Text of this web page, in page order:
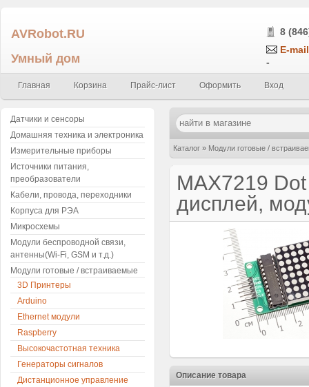
AVRobot.RU
Умный дом
8
E-
-
Главная Корзина Прайс-лист Оформить Вход
Каталог » Модули готовые /
MAX7219
дисплей,
Описание товара
Датчики и сенсоры
Домашняя техника и электроника
Измерительные приборы
Источники питания,
преобразователи
Кабели, провода, переходники
Корпуса для РЭА
Микросхемы
Модули беспроводной связи,
антенны(Wi-Fi, GSM и т.д.)
Модули готовые / встраиваемые
3D Принтеры
Arduino
Ethernet модули
Raspberry
Высокочастотная техника
Генераторы сигналов
Дистанционное управление